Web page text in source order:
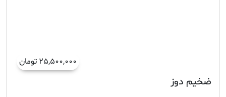
۲۵,۵۰۰,۰۰۰ تومان
ضخیم دوز